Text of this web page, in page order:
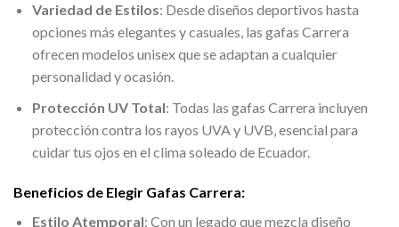
Variedad de Estilos: Desde diseños deportivos hasta
opciones más elegantes y casuales, las gafas Carrera
ofrecen modelos unisex que se adaptan a cualquier
personalidad y ocasión.
Protección UV Total: Todas las gafas Carrera incluyen
protección contra los rayos UVA y UVB, esencial para
cuidar tus ojos en el clima soleado de Ecuador.
Beneficios de Elegir Gafas Carrera:
Estilo Atemporal: Con un legado que mezcla diseño